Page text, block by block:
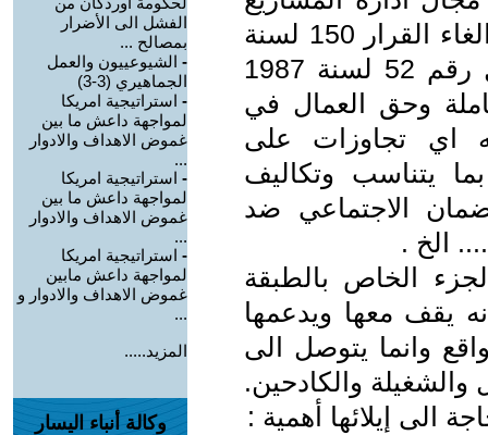
والمؤسسات الاقتصادية والحكومية والغاء القرار 150 لسنة
1987 وقانون التنظيم النقابي للعمل رقم 52 لسنة 1987
وحق العمال في
اي تجاوزات على
يتناسب وتكاليف
الاجتماعي ضد
الخ .
الخاص بالطبقة
يقف معها ويدعمها
وانما يتوصل الى
والكادحين.
الى إيلائها أهمية :
الفشل الى الأضرار
بمصالح ...
- الشيوعييون والعمل
الجماهيري (3-3)
- استراتيجية امريكا
لمواجهة داعش ما بين
غموض الاهداف والادوار
...
- استراتيجية امريكا
لمواجهة داعش ما بين
غموض الاهداف والادوار
...
- استراتيجية امريكا
لمواجهة داعش مابين
غموض الاهداف والادوار و
...
المزيد.....
وكالة أنباء اليسار